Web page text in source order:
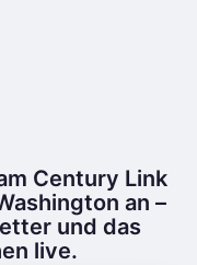
Century Link
an –
und das
live.